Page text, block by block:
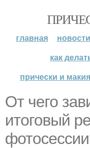
главная новости
как
прически и
От чего
итоговый